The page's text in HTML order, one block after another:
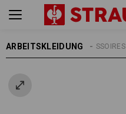
ARBEITSKLEIDUNGACCESSOIRES
HERREN